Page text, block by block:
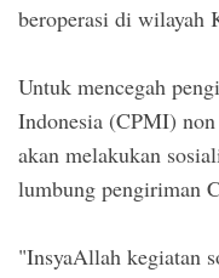
beroperasi di wilayah
Untuk mencegah
Indonesia (CPMI)
akan melakukan
lumbung pengiriman
"InsyaAllah kegiatan